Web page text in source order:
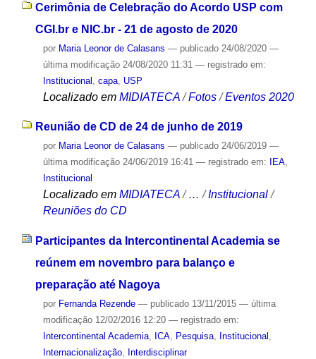
Cerimônia de Celebração do Acordo USP com
CGI.br e NIC.br - 21 de agosto de 2020
por Maria Leonor de Calasans — publicado24/08/2020 —
última modificação24/08/2020 11:31 — registrado em:
Institucional capa, USP
Localizado em MIDIATECA /Fotos /Eventos 2020
Reunião de CD de 24 de junho de 2019
por Maria Leonor de Calasans — publicado24/06/2019 —
última modificação24/06/2019 16:41 — registrado em: IEA,
Institucional
Localizado em MIDIATECA /…/Institucional /
Reuniões do CD
Participantes da Intercontinental Academia se
reúnem em novembro para balanço e
preparação até Nagoya
por Fernanda Rezende — publicado13/11/2015 — última
modificação12/02/2016 12:20 — registrado em:
Intercontinental Academia, ICA, Pesquisa, Institucional ,
Internacionalização, Interdisciplinar